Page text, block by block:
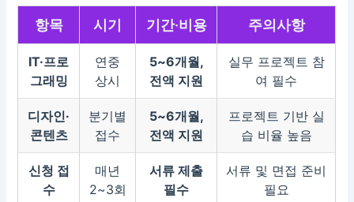
항목 시기 기간·비용 주의사항
IT·프로
그래밍
연중
상시
5~6개월,
전액 지원
실무 프로젝트 참
여 필수
디자인·
콘텐츠
분기별
접수
5~6개월,
전액 지원
프로젝트 기반 실
습 비율 높음
신청 접
수
매년
2~3회
서류 제출
필수
서류 및 면접 준비
필요